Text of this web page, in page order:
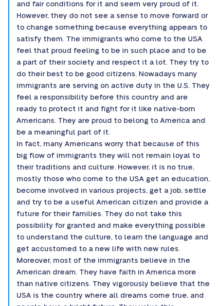
and fair conditions for it and seem very proud of it.
However, they do not see a sense to move forward or
to change something because everything appears to
satisfy them. The immigrants who come to the USA
feel that proud feeling to be in such place and to be
a part of their society and respect it a lot. They try to
do their best to be good citizens. Nowadays many
immigrants are serving on active duty in the U.S. They
feel a responsibility before this country and are
ready to protect it and fight for it like native-born
Americans. They are proud to belong to America and
be a meaningful part of it.
In fact, many Americans worry that because of this
big flow of immigrants they will not remain loyal to
their traditions and culture. However, it is no true,
mostly those who come to the USA get an education,
become involved in various projects, get a job, settle
and try to be a useful American citizen and provide a
future for their families. They do not take this
possibility for granted and make everything possible
to understand the culture, to learn the language and
get accustomed to a new life with new rules.
Moreover, most of the immigrants believe in the
American dream. They have faith in America more
than native citizens. They vigorously believe that the
USA is the country where all dreams come true, and